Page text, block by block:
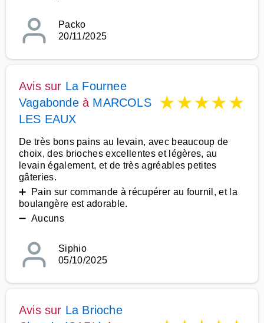
Packo
20/11/2025
Avis sur La Fournee
Vagabondeà MARCOLS
LES EAUX
★★★★★
De très bons pains au levain, avec beaucoup de
choix, des brioches excellentes et légères, au
levain également, et de très agréables petites
gâteries.
➕ Pain sur commande à récupérer au fournil, et la
boulangère est adorable.
➖ Aucuns
Siphio
05/10/2025
Avis sur La Brioche